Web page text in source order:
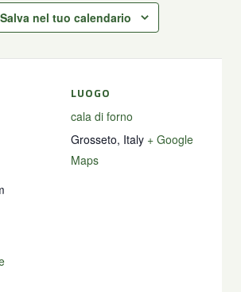
Salva nel tuo calendario
LUOGO
cala di forno
Grosseto, Italy + Google
Maps